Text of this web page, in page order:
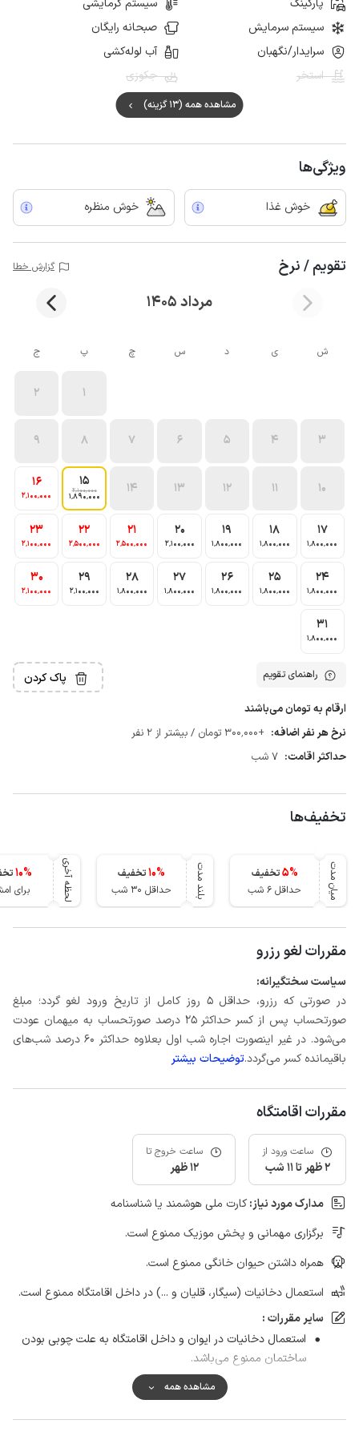
پارکینگ
سیستم گرمایشی
سیستم سرمایش
صبحانه رایگان
سرایدار/نگهبان
آب لوله‌کشی
استخر
جکوزی
مشاهده همه (13 گزینه)
ویژگی‌ها
خوش غذا خوش منظره
تقویم / نرخ گزارش خطا
مرداد 1405
ش ی د س چ پ ج
1
2
3
4
5
6
7
8
9
10
11
12
13
14
15
2٬100٬000
1٬890٬000
16
2٬100٬000
17
1٬800٬000
18
1٬800٬000
19
1٬800٬000
20
2٬100٬000
21
2٬500٬000
22
2٬500٬000
23
2٬100٬000
24
1٬800٬000
25
1٬800٬000
26
1٬800٬000
27
1٬800٬000
28
1٬800٬000
29
2٬100٬000
30
2٬100٬000
31
1٬800٬000
راهنمای تقویم پاک کردن
ارقام به تومان می‌باشند
نرخ هر نفر اضافه: +300٬000 تومان / بیشتر از 2 نفر
حداکثر اقامت: 7 شب
تخفیف‌ها
میان مدت 5%
تخفیف
حداقل 6 شب
بلند مدت 10%
تخفیف
حداقل 30 شب
لحظه آخری 10%
برای
مقررات لغو رزرو
سیاست سختگیرانه:
در صورتی که رزرو، حداقل 5 روز کامل از تاریخ ورود لغو گردد؛ مبلغ
صورتحساب پس از کسر حداکثر 25 درصد صورتحساب به میهمان عودت
می‌شود. در غیر اینصورت اجاره شب اول بعلاوه حداکثر 60 درصد شب‌های
باقیمانده کسر می‌گردد.توضیحات بیشتر
مقررات اقامتگاه
ساعت ورود از
2 ظهر تا 11 شب
ساعت خروج تا
12 ظهر
مدارک مورد نیاز:کارت ملی هوشمند یا شناسنامه
برگزاری مهمانی و پخش موزیک ممنوع است.
همراه داشتن حیوان خانگی ممنوع است.
استعمال دخانیات (سیگار، قلیان و ...) در داخل اقامتگاه ممنوع است.
سایر مقررات :
استعمال دخانیات در ایوان و داخل اقامتگاه به علت چوبی بودن
ساختمان ممنوع می‌باشد.
از پذیرش جمع های مجردی معذوریم.
درصورتی که سروصدای خارج از عرف وجود داشته باشد مهمان
مکلف به ترک اقامتگاه می باشد
مشاهده همه